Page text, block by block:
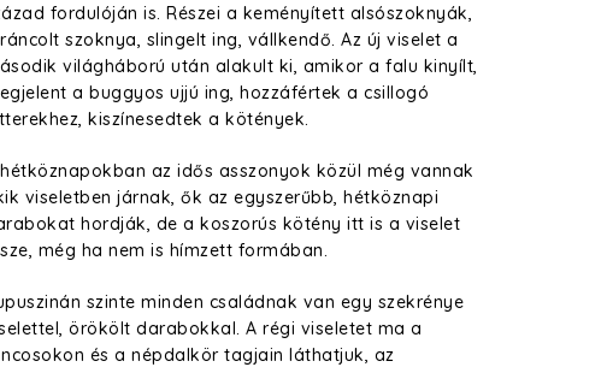
fordulóján is. Részei a keményített alsószoknyák,
szoknya, slingelt ing, vállkendő. Az új viselet a
világháború után alakult ki, amikor a falu kinyílt,
a buggyos ujjú ing, hozzáfértek a csillogó
kiszínesedtek a kötények.
az idős asszonyok közül még vannak
viseletben járnak, ők az egyszerűbb, hétköznapi
hordják, de a koszorús kötény itt is a viselet
még ha nem is hímzett formában.
szinte minden családnak van egy szekrénye
örökölt darabokkal. A régi viseletet ma a
és a népdalkör tagjain láthatjuk, az